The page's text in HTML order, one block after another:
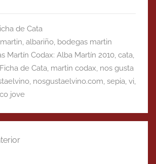
de Cata
, albariño, bodegas martin
Martín Codax: Alba Martín 2010, cata,
Ficha de Cata, martin codax, nos gusta
, nosgustaelvino.com, sepia, vi,
jove